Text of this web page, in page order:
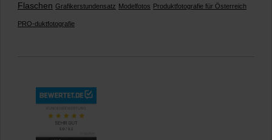
Flaschen Grafikerstundensatz Modelfotos Produktfotografie für Österreich
PRO-duktfotografie